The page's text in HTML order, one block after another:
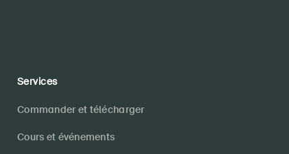
Services
Commander et télécharger
Cours et événements